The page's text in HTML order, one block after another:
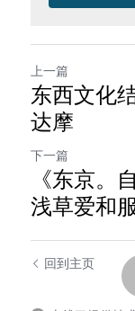
上一篇
东西文化
达摩
下一篇
《东京
浅草爱和
回到主页